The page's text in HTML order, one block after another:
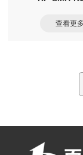
查看更多